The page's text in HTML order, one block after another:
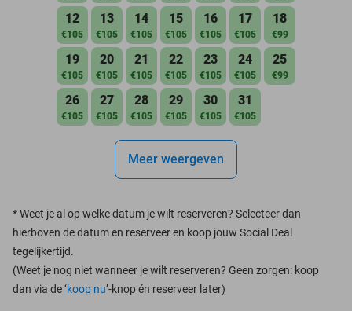
12
€105
13
€105
14
€105
15
€105
16
€105
17
€105
18
€99
19
€105
20
€105
21
€105
22
€105
23
€105
24
€105
25
€99
26
€105
27
€105
28
€105
29
€105
30
€105
31
€105
Meer weergeven
*Weet je al op welke datum je wilt reserveren? Selecteer dan
hierboven de datum en reserveer en koop jouw Social Deal
tegelijkertijd.
(Weet je nog niet wanneer je wilt reserveren? Geen zorgen: koop
dan via de ‘koop nu’-knop én reserveer later)